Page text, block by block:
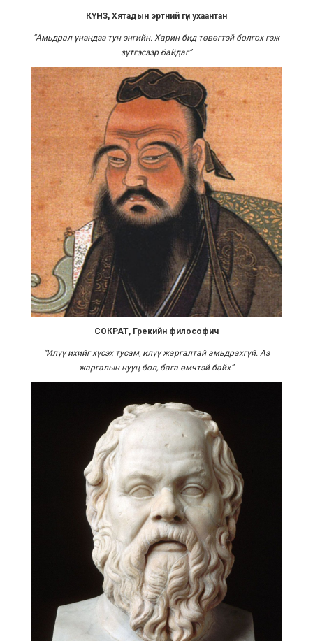
КҮНЗ, Хятадын эртний гүн ухаантан
“Амьдрал үнэндээ тун энгийн. Харин бид төвөгтэй болгох гэж
зүтгэсээр байдаг”
СОКРАТ, Грекийн философич
“Илүү ихийг хүсэх тусам, илүү жаргалтай амьдрахгүй. Аз
жаргалын нууц бол, бага өмчтэй байх”